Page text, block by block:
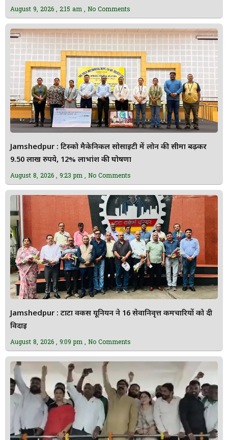
August 9, 2026 2:15 am No Comments
Jamshedpur : टिस्को मैकेनिकल सोसाइटी में लोन की सीमा बढ़कर
9.50 लाख रुपये, 12% लाभांश की घोषणा
August 8, 2026 9:23 pm No Comments
Jamshedpur : टाटा वर्कर्स यूनियन ने 16 सेवानिवृत्त कर्मचारियों को दी
विदाई
August 8, 2026 9:09 pm No Comments